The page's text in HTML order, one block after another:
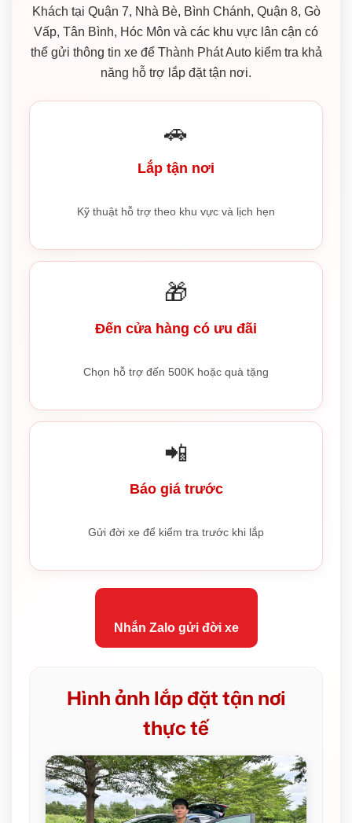
Khách tại Quận 7, Nhà Bè, Bình Chánh, Quận 8, Gò
Vấp, Tân Bình, Hóc Môn và các khu vực lân cận có
thể gửi thông tin xe để Thành Phát Auto kiểm tra khả
năng hỗ trợ lắp đặt tận nơi.
🚗
Lắp tận nơi
Kỹ thuật hỗ trợ theo khu vực và lịch hẹn
🎁
Đến cửa hàng có ưu đãi
Chọn hỗ trợ đến 500K hoặc quà tặng
📲
Báo giá trước
Gửi đời xe để kiểm tra trước khi lắp
Nhắn Zalo gửi đời xe
Hình ảnh lắp đặt tận nơi
thực tế